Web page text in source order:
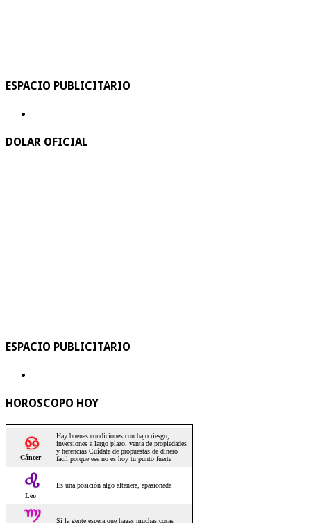
ESPACIO PUBLICITARIO
DOLAR OFICIAL
ESPACIO PUBLICITARIO
HOROSCOPO HOY